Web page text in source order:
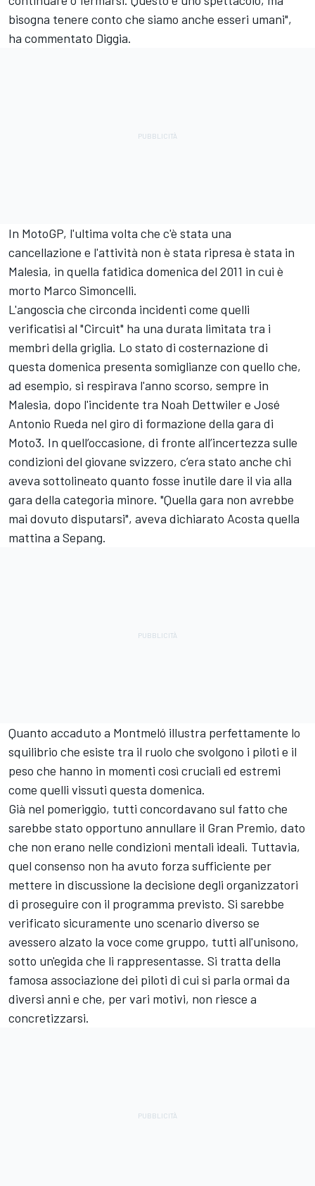
bisogna tenere conto che siamo anche esseri umani",
ha commentato Diggia.
In MotoGP, l'ultima volta che c'è stata una
cancellazione e l'attività non è stata ripresa è stata in
Malesia, in quella fatidica domenica del 2011 in cui è
morto Marco Simoncelli.
L'angoscia che circonda incidenti come quelli
verificatisi al "Circuit" ha una durata limitata tra i
membri della griglia. Lo stato di costernazione di
questa domenica presenta somiglianze con quello che,
ad esempio, si respirava l'anno scorso, sempre in
Malesia, dopo l'incidente tra Noah Dettwiler e José
Antonio Rueda nel giro di formazione della gara di
Moto3. In quell’occasione, di fronte all’incertezza sulle
condizioni del giovane svizzero, c’era stato anche chi
aveva sottolineato quanto fosse inutile dare il via alla
gara della categoria minore. "Quella gara non avrebbe
mai dovuto disputarsi", aveva dichiarato Acosta quella
mattina a Sepang.
Quanto accaduto a Montmeló illustra perfettamente lo
squilibrio che esiste tra il ruolo che svolgono i piloti e il
peso che hanno in momenti così cruciali ed estremi
come quelli vissuti questa domenica.
Già nel pomeriggio, tutti concordavano sul fatto che
sarebbe stato opportuno annullare il Gran Premio, dato
che non erano nelle condizioni mentali ideali. Tuttavia,
quel consenso non ha avuto forza sufficiente per
mettere in discussione la decisione degli organizzatori
di proseguire con il programma previsto. Si sarebbe
verificato sicuramente uno scenario diverso se
avessero alzato la voce come gruppo, tutti all'unisono,
sotto un'egida che li rappresentasse. Si tratta della
famosa associazione dei piloti di cui si parla ormai da
diversi anni e che, per vari motivi, non riesce a
concretizzarsi.